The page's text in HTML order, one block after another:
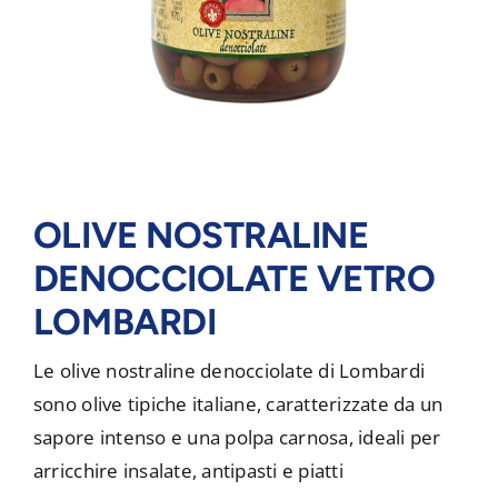
OLIVE NOSTRALINE
DENOCCIOLATE VETRO
LOMBARDI
Le olive nostraline denocciolate di Lombardi
sono olive tipiche italiane, caratterizzate da un
sapore intenso e una polpa carnosa, ideali per
arricchire insalate, antipasti e piatti